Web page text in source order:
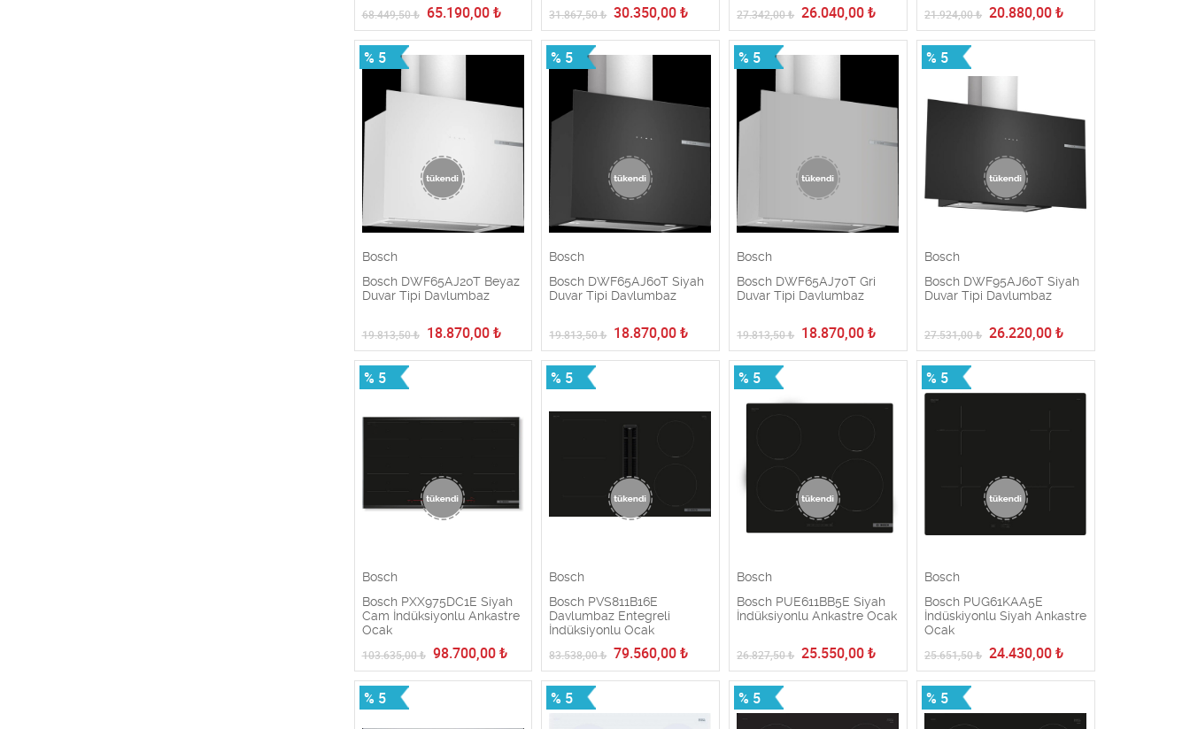
68.449,50₺ 65.190,00₺ 31.867,50₺ 30.350,00 ₺ 27.342,00₺ 26.040,00 ₺ 21.924,00₺ 20.880,00 ₺
% 5
Bosch
Bosch DWF65AJ20T Beyaz
Duvar Tipi Davlumbaz
19.813,50₺ 18.870,00₺
% 5
Bosch
Bosch DWF65AJ60T Siyah
Duvar Tipi Davlumbaz
19.813,50₺ 18.870,00 ₺
% 5
Bosch
Bosch DWF65AJ70T Gri
Duvar Tipi Davlumbaz
19.813,50₺ 18.870,00 ₺
% 5
Bosch
Bosch DWF95AJ60T Siyah
Duvar Tipi Davlumbaz
27.531,00₺ 26.220,00 ₺
% 5
Bosch
Bosch PXX975DC1E Siyah
Cam İndüksiyonlu Ankastre
Ocak
103.635,00₺ 98.700,00₺
% 5
Bosch
Bosch PVS811B16E
Davlumbaz Entegreli
İndüksiyonlu Ocak
83.538,00₺ 79.560,00 ₺
% 5
Bosch
Bosch PUE611BB5E Siyah
İndüksiyonlu Ankastre Ocak
26.827,50₺ 25.550,00 ₺
% 5
Bosch
Bosch PUG61KAA5E
İndüskiyonlu Siyah Ankastre
Ocak
25.651,50₺ 24.430,00 ₺
% 5 % 5 % 5 % 5